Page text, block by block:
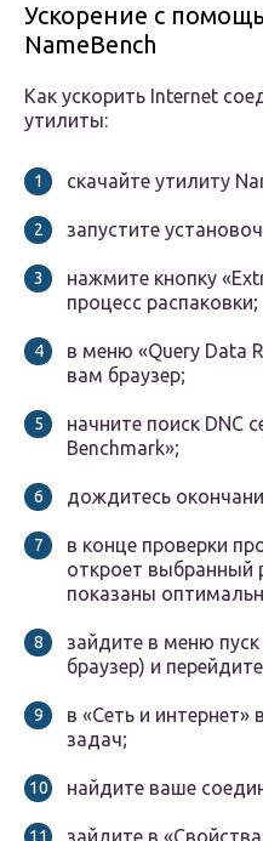
Ускорение с
NameBench
Как ускорить Internet
утилиты:
скачайте утилиту
запустите
нажмите кнопку
процесс распаковки;
в меню «Query Data
вам браузер;
начните поиск DNC
Benchmark»;
дождитесь
в конце проверки
откроет выбранный
показаны
зайдите в меню
браузер) и
в «Сеть и интернет»
задач;
найдите ваше
зайдите в